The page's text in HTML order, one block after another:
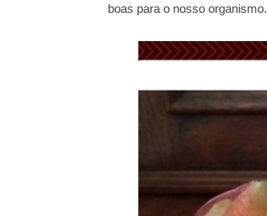
boas para o nosso organismo.